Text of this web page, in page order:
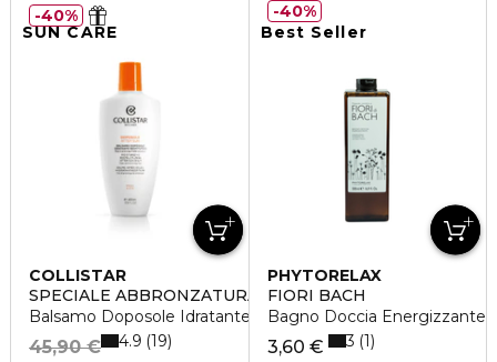
SUN CARE
COLLISTAR
SPECIALE ABBRONZATURA PERFETTA
Balsamo Doposole Idratante Restitutivo
45,90 € 4.9 19
40%
Best Seller
PHYTORELAX
FIORI BACH
Bagno Doccia Energizzante
3,60 €
3 1
40%